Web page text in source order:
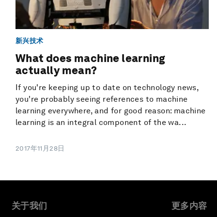
新兴技术
What does machine learning
actually mean?
If you're keeping up to date on technology news,
you're probably seeing references to machine
learning everywhere, and for good reason: machine
learning is an integral component of the wa...
2017年11月28日
关于我们 更多内容